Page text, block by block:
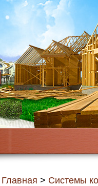
Главная > Системы